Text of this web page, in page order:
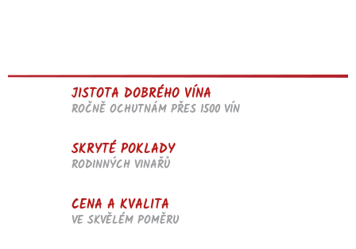
c
í
p
p
JISTOTA DOBRÉHO VÍNA
ROČNĚ OCHUTNÁM PŘES 1500 VÍN
SKRYTÉ POKLADY
RODINNÝCH VINAŘŮ
CENA A KVALITA
VE SKVĚLÉM POMĚRU